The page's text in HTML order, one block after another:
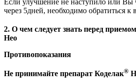
Если улучшение не наступило или Вы
через 5дней, необходимо обратиться к
2. О чем следует знать перед
Нео
Противопоказания
Не принимайте препарат Коделак®